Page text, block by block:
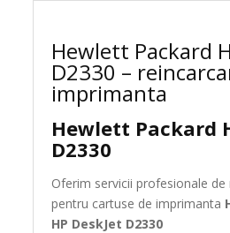
Hewlett Packard
D2330 –
imprimanta
Hewlett Packard
D2330
Oferim servicii profesionale de
pentru cartuse de imprimanta
HP DeskJet D2330